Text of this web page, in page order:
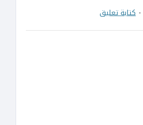
- كتابة تعليق